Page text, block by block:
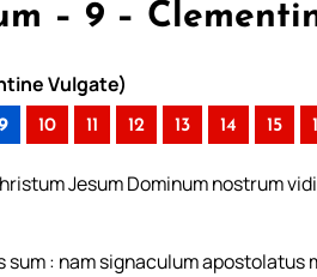
– 9 –
Vulgate)
10 11 12 13 14 15
Jesum Dominum nostrum
: nam signaculum apostolatus